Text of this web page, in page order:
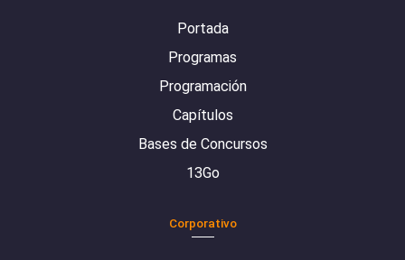
Portada
Programas
Programación
Capítulos
Bases de Concursos
13Go
Corporativo